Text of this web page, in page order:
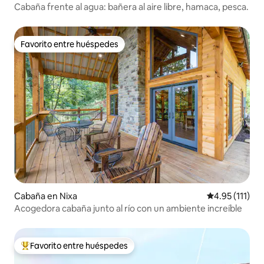
Cabaña frente al agua: bañera al aire libre, hamaca, pesca.
Favorito entre huéspedes
Favorito entre huéspedes
Cabaña en Nixa Calificación
4.95 (111)
Acogedora cabaña junto al río con un ambiente increíble
De los mejores en Favorito entre huéspedes
Favorito entre huéspedes